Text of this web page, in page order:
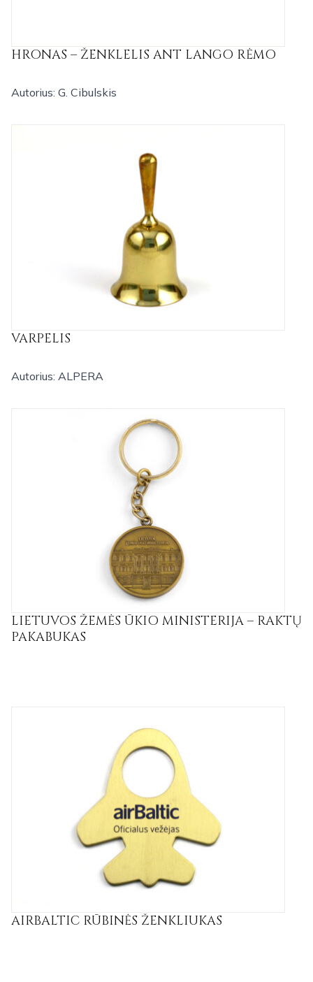
HRONAS – ŽENKLELIS ANT LANGO RĖMO
Autorius: G. Cibulskis
VARPELIS
Autorius: ALPERA
LIETUVOS ŽEMĖS ŪKIO MINISTERIJA – RAKTŲ
PAKABUKAS
AIRBALTIC RŪBINĖS ŽENKLIUKAS